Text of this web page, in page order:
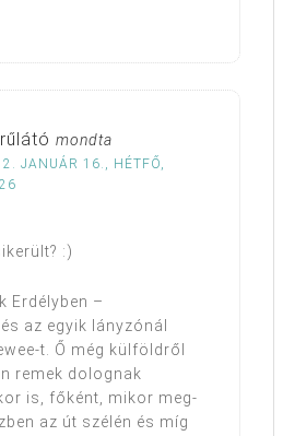
mondta
JANUÁR 16., HÉTFŐ,
:)
Erdélyben –
az egyik lányzónál
t. Ő még külföldről
remek dolognak
is, főként, mikor meg-
az út szélén és míg